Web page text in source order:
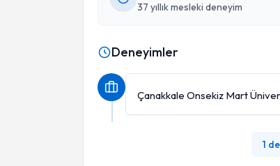
37 yıllık mesleki deneyim
Deneyimler
Çanakkale Onsekiz Mart
1